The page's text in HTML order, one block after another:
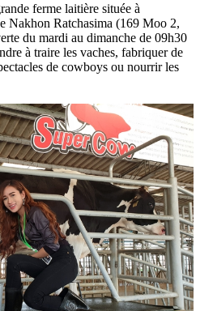
ferme laitière située à
Nakhon Ratchasima (169 Moo 2,
du mardi au dimanche de 09h30
à traire les vaches, fabriquer de
de cowboys ou nourrir les